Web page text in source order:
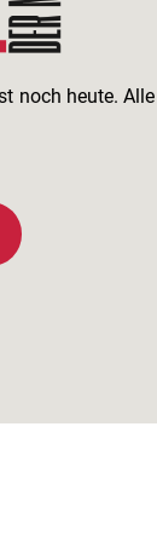
noch heute.